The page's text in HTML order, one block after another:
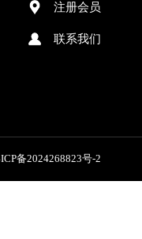
注册会员
联系我们
备2024268823号-2